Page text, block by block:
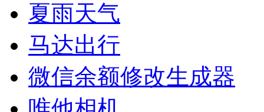
夏雨天气
马达出行
微信余额修改生成器